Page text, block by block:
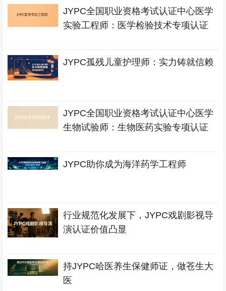
JYPC全国职业资格考试认证中心医学
实验工程师：医学检验技术专项认证
JYPC孤残儿童护理师：实力铸就信赖
JYPC全国职业资格考试认证中心医学
生物试验师：生物医药实验专项认证
JYPC助你成为海洋药学工程师
行业规范化发展下，JYPC戏剧影视导
演认证价值凸显
持JYPC哈医养生保健师证，做苍生大
医